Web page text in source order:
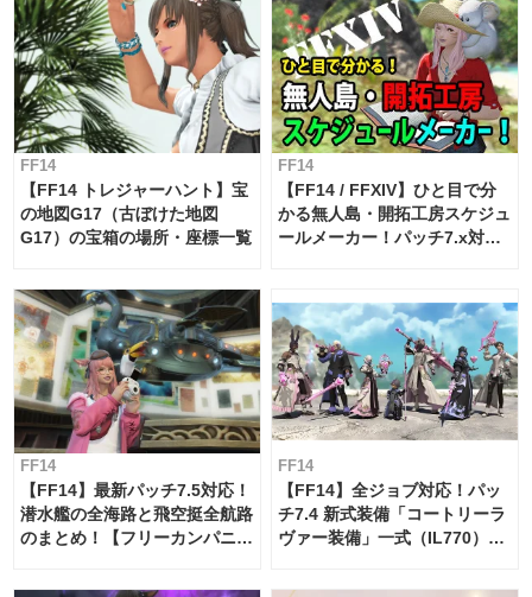
FF14
【FF14 トレジャーハント】宝
の地図G17（古ぼけた地図
G17）の宝箱の場所・座標一覧
FF14
【FF14 / FFXIV】ひと目で分
かる無人島・開拓工房スケジュ
ールメーカー！パッチ7.x対応
FF14
【FF14】最新パッチ7.5対応！
潜水艦の全海路と飛空挺全航路
のまとめ！【フリーカンパニ
FF14
【FF14】全ジョブ対応！パッ
チ7.4 新式装備「コートリーラ
ヴァー装備」一式（IL770）の